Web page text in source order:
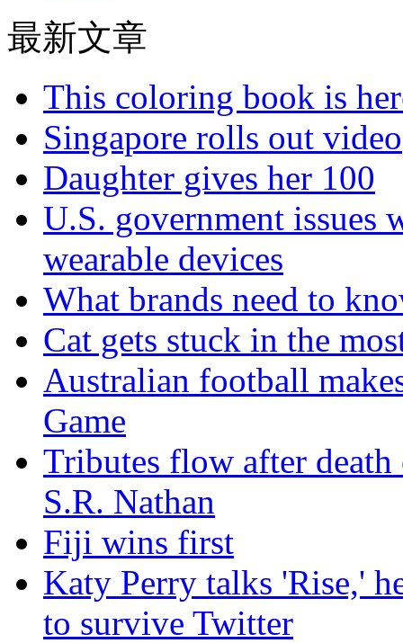
最新文章
This coloring book is
Singapore rolls out video
Daughter gives her 100
U.S. government issues
wearable devices
What brands need to
Cat gets stuck in the
Australian football
Game
Tributes flow after
S.R. Nathan
Fiji wins first
Katy Perry talks 'Rise,'
to survive Twitter